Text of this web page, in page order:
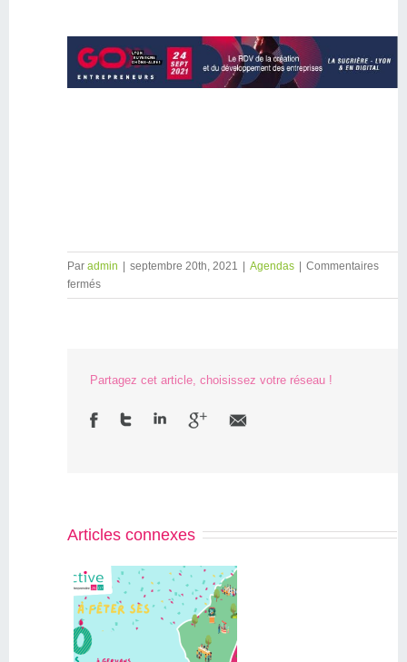
Par admin septembre 20th, 2021 Agendas
Commentaires
fermés
Partagez cet article, choisissez votre réseau !
Articles connexes